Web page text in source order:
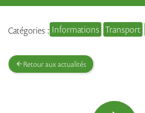
Catégories : Informations Transport
Retour aux actualités